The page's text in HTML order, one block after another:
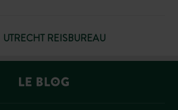
UTRECHT REISBUREAU